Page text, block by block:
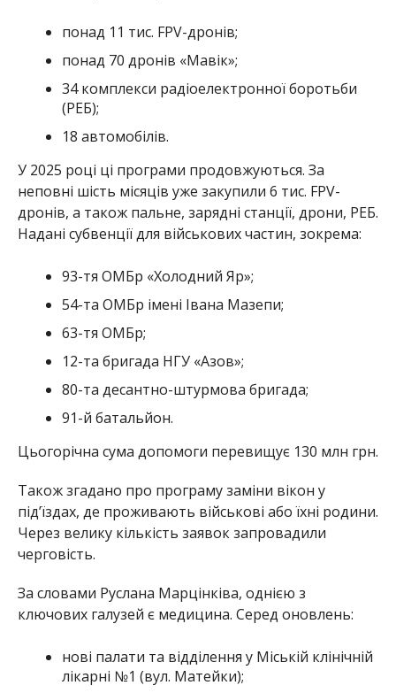
понад 11 тис. FPV-дронів;
понад 70 дронів «Мавік»;
34 комплекси радіоелектронної боротьби
(РЕБ);
18 автомобілів.
У 2025 році ці програми продовжуються. За
неповні шість місяців уже закупили 6 тис. FPV-
дронів, а також пальне, зарядні станції, дрони, РЕБ.
Надані субвенції для військових частин, зокрема:
93-тя ОМБр «Холодний Яр»;
54-та ОМБр імені Івана Мазепи;
63-тя ОМБр;
12-та бригада НГУ «Азов»;
80-та десантно-штурмова бригада;
91-й батальйон.
Цьогорічна сума допомоги перевищує 130 млн грн.
Також згадано про програму заміни вікон у
під’їздах, де проживають військові або їхні родини.
Через велику кількість заявок запровадили
черговість.
За словами Руслана Марцінківа, однією з
ключових галузей є медицина. Серед оновлень:
нові палати та відділення у Міській клінічній
лікарні №1 (вул. Матейки);